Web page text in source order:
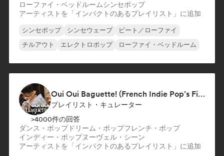
ローファイ・ベッドルームシンセポップ
アーティストを「インパクトのあるプレイリスト」に追加
シンセポップ シンセウェーブ
ビート／ローファイ
チルアウト
エレクトロポップ ローファイ・ベッドルーム
Oui Oui Baguette! (French Indie Pop's Finest)
プレイリスト・キュレーター
>4000件の回答
ダンス・ポップドリーム・ポップフレンチ・ポップ
インディー・ポップヌーヴェル・シーン
アーティストを「インパクトのあるプレイリスト」に追加